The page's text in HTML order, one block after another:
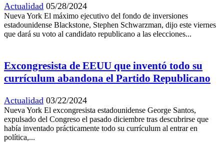
Actualidad 05/28/2024
Nueva York El máximo ejecutivo del fondo de inversiones
estadounidense Blackstone, Stephen Schwarzman, dijo este viernes
que dará su voto al candidato republicano a las elecciones...
Excongresista de EEUU que inventó todo su
currículum abandona el Partido Republicano
Actualidad 03/22/2024
Nueva York El excongresista estadounidense George Santos,
expulsado del Congreso el pasado diciembre tras descubrirse que
había inventado prácticamente todo su currículum al entrar en
política,...